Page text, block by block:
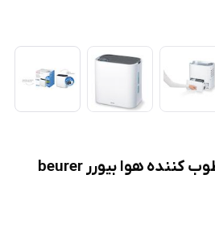
دستگاه تصفیه و مرطوب کننده هوا بیورر beurer